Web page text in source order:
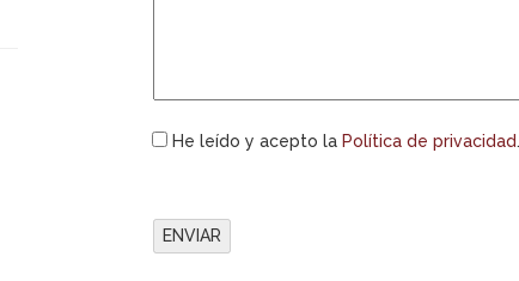
He leído y acepto la Política de privacidad.